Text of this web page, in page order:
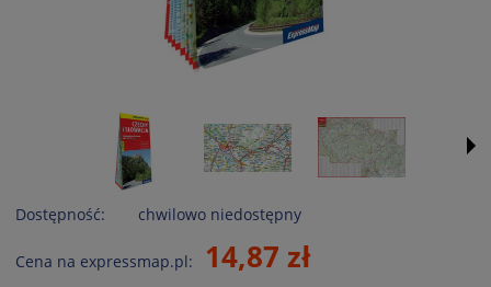
Dostępność: chwilowo niedostępny
Cena na expressmap.pl: 14,87 zł